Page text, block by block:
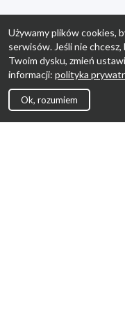
Używamy plików cookies,
serwisów. Jeśli nie
Twoim dysku, zmień
informacji: polityka
Ok, rozumiem